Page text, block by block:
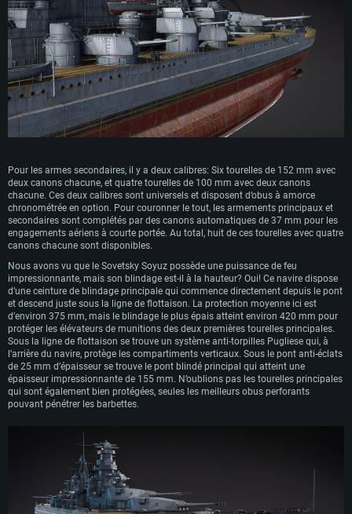
CONFIGURATION SYSTÈME REQUISE
Pour PC
Pour MAC
Pour Linux
Minimum
Processeur: Dual-Core 2.2 GHz
Carte graphique supportant DirectX 11: AMD Radeon 77XX / NVIDIA
GeForce GTX 660. La résolution minimale supportée par le jeu est de 720p
Minimum
Processeur: Core i5, minimum 2.2GHz (Les processeurs Intel Xeon ne sont
Carte graphique: Intel Iris Pro 5200 (Mac), ou analogue AMD/Nvidia. La
résolution minimale supportée par le jeu est de 720p.
Minimum
Processeur: Dual-Core 2.4 GHz
Carte graphique: NVIDIA 660 avec les derniers drivers (moins de 6 mois) /
de même pour AMD (La résolution minimale supportée par le jeu est de
Pour les armes secondaires, il y a deux calibres: Six tourelles de 152 mm avec
deux canons chacune, et quatre tourelles de 100 mm avec deux canons
chacune. Ces deux calibres sont universels et disposent d’obus à amorce
chronométrée en option. Pour couronner le tout, les armements principaux et
secondaires sont complétés par des canons automatiques de 37 mm pour les
engagements aériens à courte portée. Au total, huit de ces tourelles avec quatre
canons chacune sont disponibles.
Nous avons vu que le Sovetsky Soyuz possède une puissance de feu
impressionnante, mais son blindage est-il à la hauteur? Oui! Ce navire dispose
d’une ceinture de blindage principale qui commence directement depuis le pont
et descend juste sous la ligne de flottaison. La protection moyenne ici est
d’environ 375 mm, mais le blindage le plus épais atteint environ 420 mm pour
protéger les élévateurs de munitions des deux premières tourelles principales.
Sous la ligne de flottaison se trouve un système anti-torpilles Pugliese qui, à
l’arrière du navire, protège les compartiments verticaux. Sous le pont anti-éclats
de 25 mm d’épaisseur se trouve le pont blindé principal qui atteint une
épaisseur impressionnante de 155 mm. N’oublions pas les tourelles principales
qui sont également bien protégées, seules les meilleurs obus perforants
pouvant pénétrer les barbettes.